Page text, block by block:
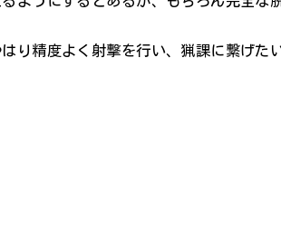
はり精度よく射撃を行い、猟課に繋げた